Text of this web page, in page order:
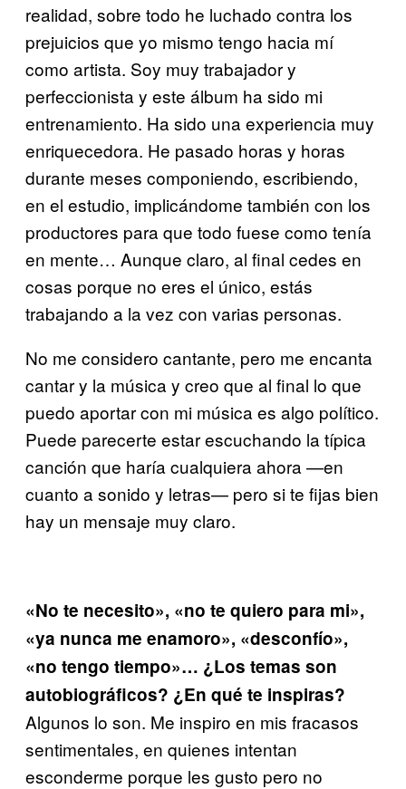
realidad, sobre todo he luchado contra los
prejuicios que yo mismo tengo hacia mí
como artista. Soy muy trabajador y
perfeccionista y este álbum ha sido mi
entrenamiento. Ha sido una experiencia muy
enriquecedora. He pasado horas y horas
durante meses componiendo, escribiendo,
en el estudio, implicándome también con los
productores para que todo fuese como tenía
en mente… Aunque claro, al final cedes en
cosas porque no eres el único, estás
trabajando a la vez con varias personas.
No me considero cantante, pero me encanta
cantar y la música y creo que al final lo que
puedo aportar con mi música es algo político.
Puede parecerte estar escuchando la típica
canción que haría cualquiera ahora —en
cuanto a sonido y letras— pero si te fijas bien
hay un mensaje muy claro.
«No te necesito», «no te quiero para mi»,
«ya nunca me enamoro», «desconfío»,
«no tengo tiempo»… ¿Los temas son
autobiográficos? ¿En qué te inspiras?
Algunos lo son. Me inspiro en mis fracasos
sentimentales, en quienes intentan
esconderme porque les gusto pero no